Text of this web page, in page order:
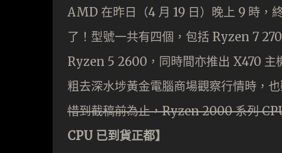
AMD 在昨日（4 月 19 日）晚上 9 時，
了！型號一共有四個，包括 Ryzen 7
Ryzen 5 2600，同時間亦推出 X470 主
粗去深水埗黃金電腦商場觀察行情時，
惜到截稿前為止，Ryzen 2000 系列
CPU 已到貨正都】